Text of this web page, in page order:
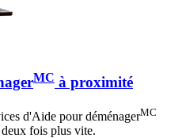
MC à proximité
d'Aide pour déménagerMC
deux fois plus vite.